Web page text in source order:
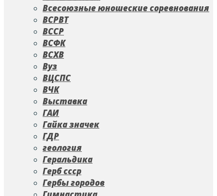
Всесоюзные юношеские соревнования
ВСРВТ
ВССР
ВСФК
ВСХВ
Вуз
ВЦСПС
ВЧК
Выставка
ГАИ
Гайка значек
ГДР
геология
Геральдика
Герб ссср
Гербы городов